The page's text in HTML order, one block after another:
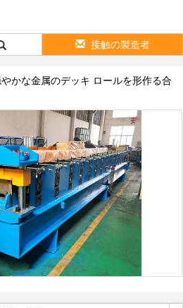
接触の製造者
かな金属のデッキ ロールを形作る合